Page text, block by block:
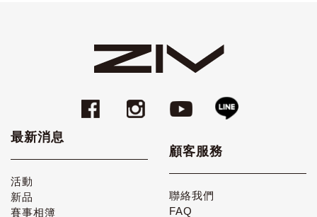
最新消息
活動
新品
賽事相簿
顧客服務
聯絡我們
FAQ